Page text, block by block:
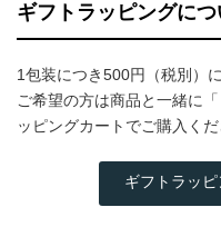
ギフトラッピングにつ
1包装につき500円（税別）
ご希望の方は商品と一緒に
ッピングカートでご購入くだ
ギフトラッ